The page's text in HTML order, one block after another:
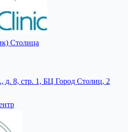
Cтолица
д. 8, стр. 1, БЦ Город Столиц, 2